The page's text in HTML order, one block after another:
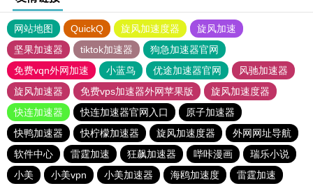
网站地图 QuickQ 旋风加速度器
旋风加速
坚果加速器
tiktok加速器
狗急加速器官网
免费vqn外网加速
小蓝鸟 优途加速器官网
风驰加速器
旋风加速器
免费vps加速器外网苹果版
旋风加速度器
快连加速器
快连加速器官网入口
原子加速器
快鸭加速器
快柠檬加速器 旋风加速度器
外网网址导航
软件中心
雷霆加速 狂飙加速器 哔咔漫画
瑞乐小说
小美
小美vpn 小美加速器 海鸥加速度 雷霆加速